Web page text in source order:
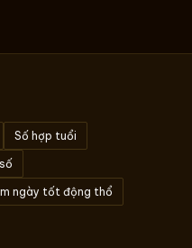
Số hợp tuổi
ngày tốt động thổ